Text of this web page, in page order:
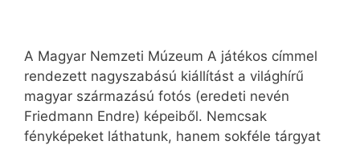
A Magyar Nemzeti Múzeum A játékos címmel
rendezett nagyszabású kiállítást a világhírű
magyar származású fotós (eredeti nevén
Friedmann Endre) képeiből. Nemcsak
fényképeket láthatunk, hanem sokféle tárgyat